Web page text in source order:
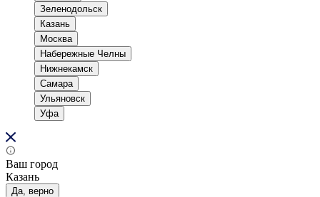
Зеленодольск
Казань
Москва
Набережные Челны
Нижнекамск
Самара
Ульяновск
Уфа
Ваш город
Казань
Да, верно